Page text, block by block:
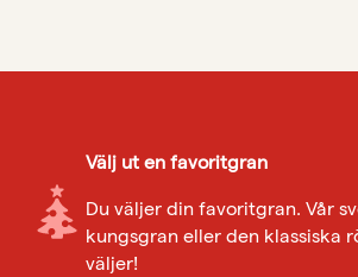
Välj ut en favoritgran
Du väljer din favoritgran. Vår
kungsgran eller den klassiska
väljer!